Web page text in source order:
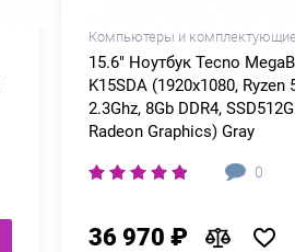
Компьютеры и
15.6" Ноутбук Tecno
K15SDA (1920x1080, Ryzen
2.3Ghz, 8Gb DDR4,
Radeon Graphics) Gray
0
36 970 ₽